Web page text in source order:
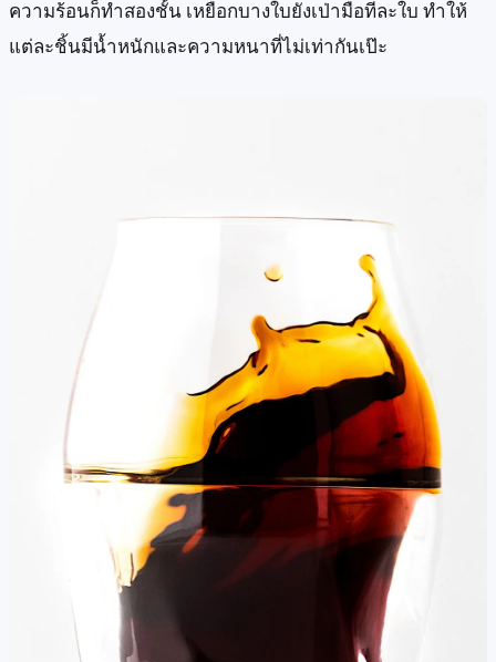
ความร้อนก็ทำสองชั้น เหยือกบางใบยังเป่ามือทีละใบ ทำให้
แต่ละชิ้นมีน้ำหนักและความหนาที่ไม่เท่ากันเป๊ะ